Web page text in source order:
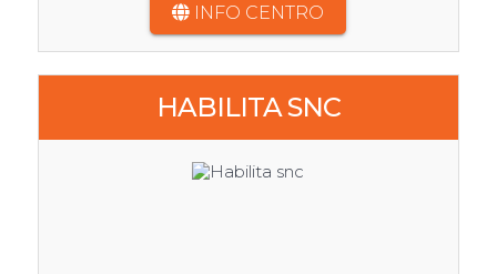
INFO CENTRO
HABILITA SNC